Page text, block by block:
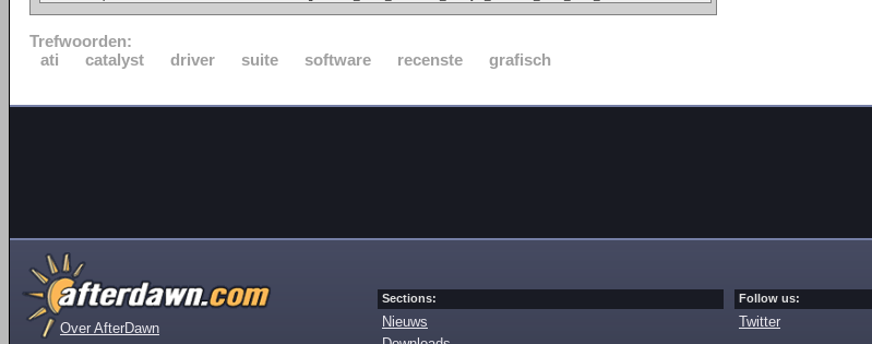
Trefwoorden:
ati
catalyst driver suite software recenste grafisch
Over AfterDawn
Sections:
Nieuws
Follow us:
Twitter